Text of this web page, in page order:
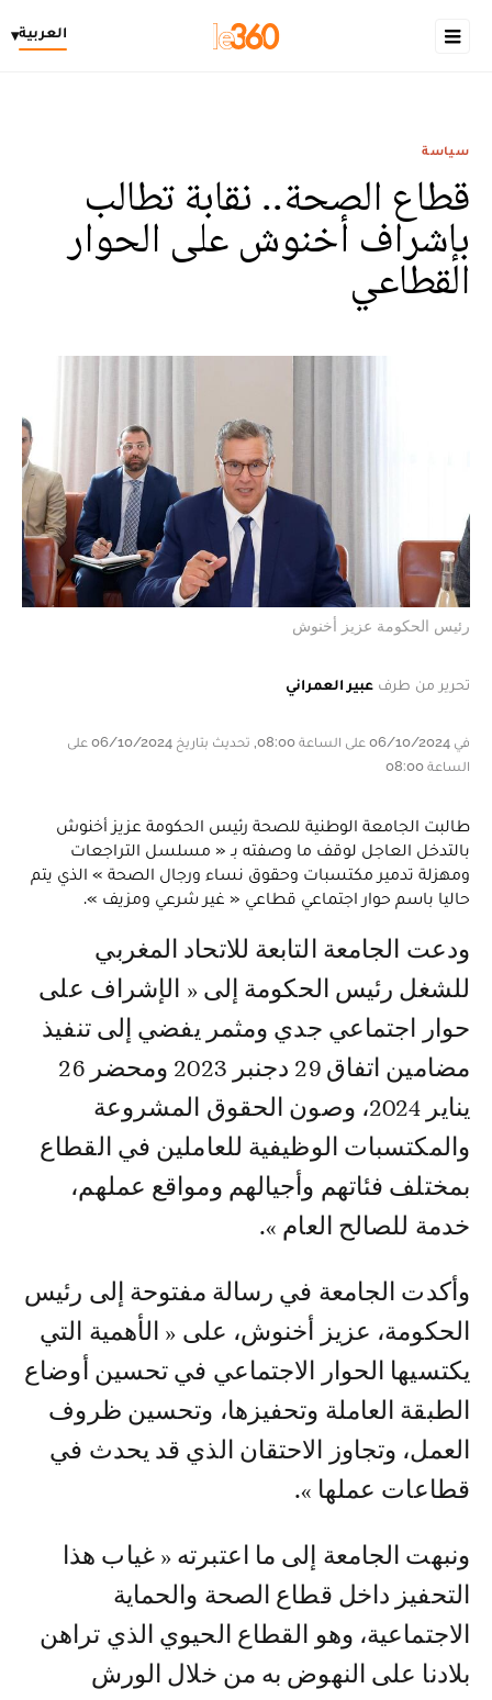
العربية▾
سياسة
قطاع الصحة.. نقابة تطالب
بإشراف أخنوش على الحوار
القطاعي
رئيس الحكومة عزيز أخنوش
تحرير من طرف عبير العمراني
في 06/10/2024 على الساعة 08:00, تحديث بتاريخ 06/10/2024 على
الساعة 08:00
طالبت الجامعة الوطنية للصحة رئيس الحكومة عزيز أخنوش
بالتدخل العاجل لوقف ما وصفته بـ « مسلسل التراجعات
ومهزلة تدمير مكتسبات وحقوق نساء ورجال الصحة » الذي يتم
حاليا باسم حوار اجتماعي قطاعي « غير شرعي ومزيف ».
ودعت الجامعة التابعة للاتحاد المغربي
للشغل رئيس الحكومة إلى « الإشراف على
حوار اجتماعي جدي ومثمر يفضي إلى تنفيذ
مضامين اتفاق 29 دجنبر 2023 ومحضر 26
يناير 2024، وصون الحقوق المشروعة
والمكتسبات الوظيفية للعاملين في القطاع
بمختلف فئاتهم وأجيالهم ومواقع عملهم،
خدمة للصالح العام ».
وأكدت الجامعة في رسالة مفتوحة إلى رئيس
الحكومة، عزيز أخنوش، على « الأهمية التي
يكتسيها الحوار الاجتماعي في تحسين أوضاع
الطبقة العاملة وتحفيزها، وتحسين ظروف
العمل، وتجاوز الاحتقان الذي قد يحدث في
قطاعات عملها ».
ونبهت الجامعة إلى ما اعتبرته « غياب هذا
التحفيز داخل قطاع الصحة والحماية
الاجتماعية، وهو القطاع الحيوي الذي تراهن
بلادنا على النهوض به من خلال الورش